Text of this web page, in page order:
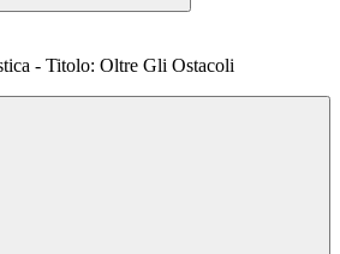
- Titolo: Oltre Gli Ostacoli